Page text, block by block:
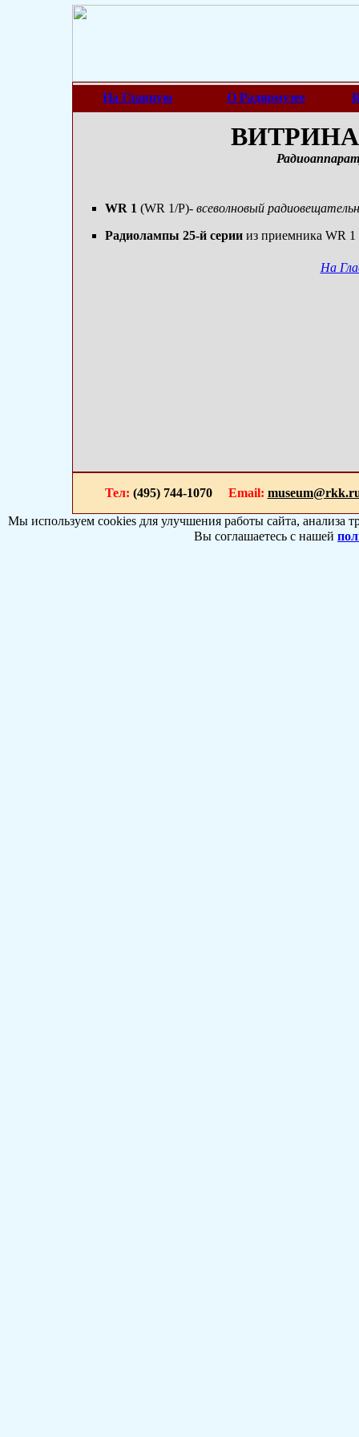
На Главную О Радиомузее
ВИТРИНА
WR 1 (WR 1/P)- всеволновый
Радиолампы 25-й серии из приемника WR
На
Тел: (495) 744-1070 Email:
Мы используем cookies для улучшения работы сайта, анализа
Вы соглашаетесь с нашей